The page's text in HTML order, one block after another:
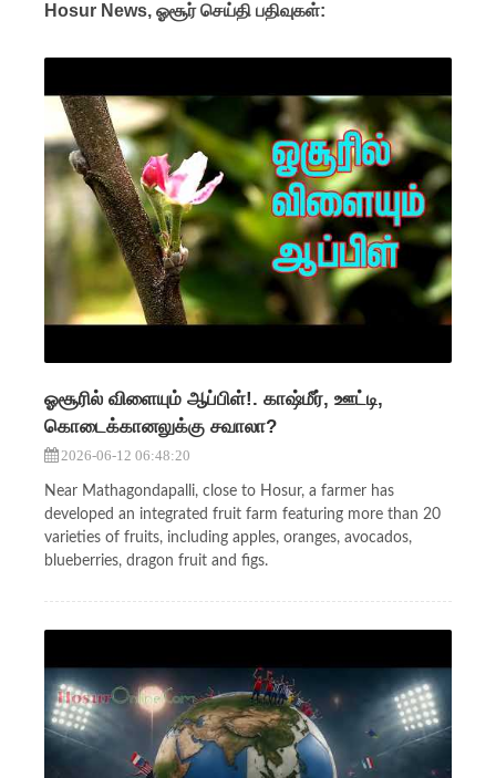
Hosur News, ஓசூர் செய்தி பதிவுகள்:
ஓசூரில் விளையும் ஆப்பிள்!. காஷ்மீர், ஊட்டி,
கொடைக்கானலுக்கு சவாலா?
2026-06-12 06:48:20
Near Mathagondapalli, close to Hosur, a farmer has
developed an integrated fruit farm featuring more than 20
varieties of fruits, including apples, oranges, avocados,
blueberries, dragon fruit and figs.